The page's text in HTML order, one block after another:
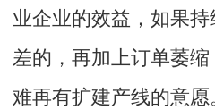
业企业的效益，如果
差的，再加上订单萎
难再有扩建产线的意愿。